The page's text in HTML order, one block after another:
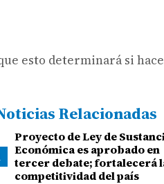
esto determinará si
Relacionadas
Proyecto de Ley de
Económica es aprobado en
tercer debate; fortalecerá
competitividad del país